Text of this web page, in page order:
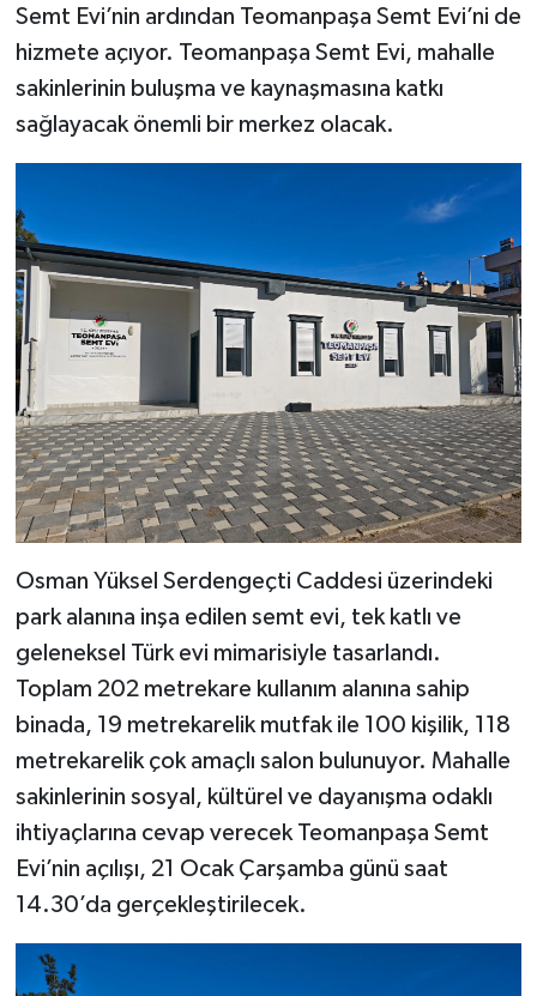
Semt Evi’nin ardından Teomanpaşa Semt Evi’ni de
hizmete açıyor. Teomanpaşa Semt Evi, mahalle
sakinlerinin buluşma ve kaynaşmasına katkı
sağlayacak önemli bir merkez olacak.
Osman Yüksel Serdengeçti Caddesi üzerindeki
park alanına inşa edilen semt evi, tek katlı ve
geleneksel Türk evi mimarisiyle tasarlandı.
Toplam 202 metrekare kullanım alanına sahip
binada, 19 metrekarelik mutfak ile 100 kişilik, 118
metrekarelik çok amaçlı salon bulunuyor. Mahalle
sakinlerinin sosyal, kültürel ve dayanışma odaklı
ihtiyaçlarına cevap verecek Teomanpaşa Semt
Evi’nin açılışı, 21 Ocak Çarşamba günü saat
14.30’da gerçekleştirilecek.